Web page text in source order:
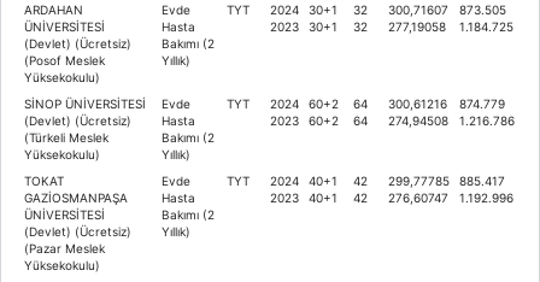
ARDAHAN
ÜNİVERSİTESİ
(Devlet) (Ücretsiz)
(Posof Meslek
Yüksekokulu)
Evde
Hasta
Bakımı (2
Yıllık)
TYT
2024
2023
30+1
30+1
32
32
300,71607
277,19058
873.505
1.184.725
SİNOP ÜNİVERSİTESİ
(Devlet) (Ücretsiz)
(Türkeli Meslek
Yüksekokulu)
Evde
Hasta
Bakımı (2
Yıllık)
TYT
2024
2023
60+2
60+2
64
64
300,61216
274,94508
874.779
1.216.786
TOKAT
GAZİOSMANPAŞA
ÜNİVERSİTESİ
(Devlet) (Ücretsiz)
(Pazar Meslek
Yüksekokulu)
Evde
Hasta
Bakımı (2
Yıllık)
TYT
2024
2023
40+1
40+1
42
42
299,77785
276,60747
885.417
1.192.996